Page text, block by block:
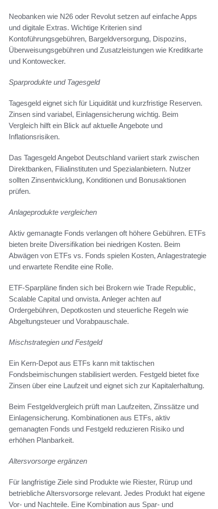
Neobanken wie N26 oder Revolut setzen auf einfache Apps
und digitale Extras. Wichtige Kriterien sind
Kontoführungsgebühren, Bargeldversorgung, Dispozins,
Überweisungsgebühren und Zusatzleistungen wie Kreditkarte
und Kontowecker.
Sparprodukte und Tagesgeld
Tagesgeld eignet sich für Liquidität und kurzfristige Reserven.
Zinsen sind variabel, Einlagensicherung wichtig. Beim
Vergleich hilft ein Blick auf aktuelle Angebote und
Inflationsrisiken.
Das Tagesgeld Angebot Deutschland variiert stark zwischen
Direktbanken, Filialinstituten und Spezialanbietern. Nutzer
sollten Zinsentwicklung, Konditionen und Bonusaktionen
prüfen.
Anlageprodukte vergleichen
Aktiv gemanagte Fonds verlangen oft höhere Gebühren. ETFs
bieten breite Diversifikation bei niedrigen Kosten. Beim
Abwägen von ETFs vs. Fonds spielen Kosten, Anlagestrategie
und erwartete Rendite eine Rolle.
ETF-Sparpläne finden sich bei Brokern wie Trade Republic,
Scalable Capital und onvista. Anleger achten auf
Ordergebühren, Depotkosten und steuerliche Regeln wie
Abgeltungsteuer und Vorabpauschale.
Mischstrategien und Festgeld
Ein Kern-Depot aus ETFs kann mit taktischen
Fondsbeimischungen stabilisiert werden. Festgeld bietet fixe
Zinsen über eine Laufzeit und eignet sich zur Kapitalerhaltung.
Beim Festgeldvergleich prüft man Laufzeiten, Zinssätze und
Einlagensicherung. Kombinationen aus ETFs, aktiv
gemanagten Fonds und Festgeld reduzieren Risiko und
erhöhen Planbarkeit.
Altersvorsorge ergänzen
Für langfristige Ziele sind Produkte wie Riester, Rürup und
betriebliche Altersvorsorge relevant. Jedes Produkt hat eigene
Vor- und Nachteile. Eine Kombination aus Spar- und